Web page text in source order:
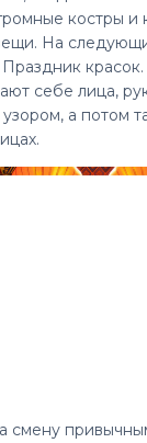
костры и
На
Праздник
себе лица,
а потом
смену